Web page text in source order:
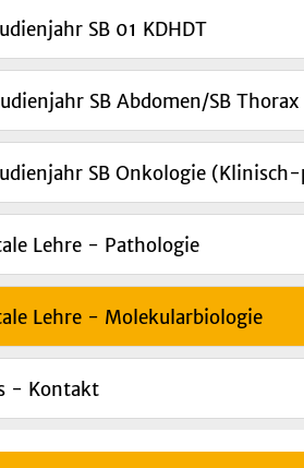
SB 01 KDHDT
SB Abdomen/SB Thorax
SB Onkologie
Lehre - Pathologie
Lehre - Molekularbiologie
- Kontakt